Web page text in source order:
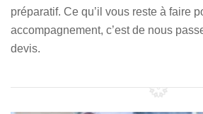
préparatif. Ce qu’il vous reste à faire
accompagnement, c’est de nous
devis.